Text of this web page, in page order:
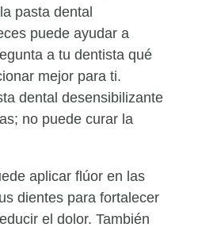
pasta dental
puede ayudar a
a tu dentista qué
mejor para ti.
dental desensibilizante
no puede curar la
aplicar flúor en las
dientes para fortalecer
el dolor. También